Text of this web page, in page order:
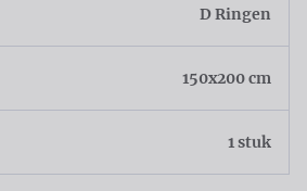
D Ringen
150x200 cm
1 stuk